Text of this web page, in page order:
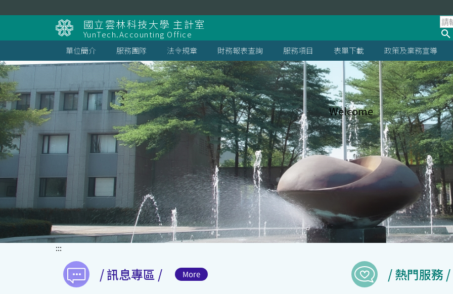
到
主
要
內
容
區
國立雲林科技大學 主計室
YunTech.Accounting Office
單位簡介
服務團隊 法令規章 財務報表查詢 服務項目 表單下載 政策及業務宣導
Welcome
:::
/ 訊息專區 / More / 熱門服務 /